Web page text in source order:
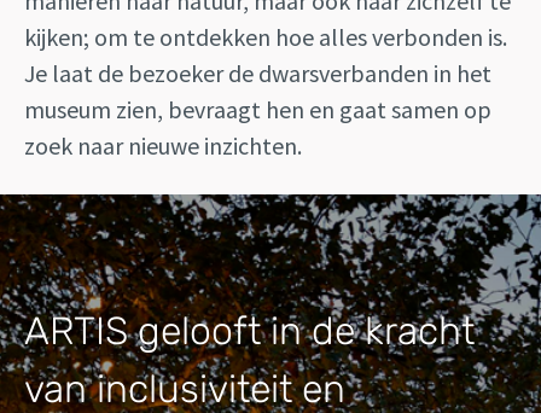
kijken; om te ontdekken hoe alles verbonden is.
Je laat de bezoeker de dwarsverbanden in het
museum zien, bevraagt hen en gaat samen op
zoek naar nieuwe inzichten.
ARTIS gelooft in de kracht
van inclusiviteit en